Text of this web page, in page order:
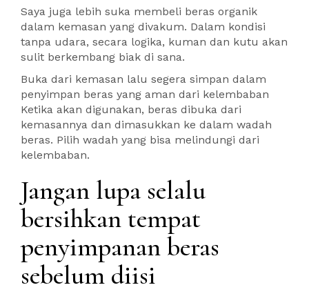
Saya juga lebih suka membeli beras organik
dalam kemasan yang divakum. Dalam kondisi
tanpa udara, secara logika, kuman dan kutu akan
sulit berkembang biak di sana.
Buka dari kemasan lalu segera simpan dalam
penyimpan beras yang aman dari kelembaban
Ketika akan digunakan, beras dibuka dari
kemasannya dan dimasukkan ke dalam wadah
beras. Pilih wadah yang bisa melindungi dari
kelembaban.
Jangan lupa selalu
bersihkan tempat
penyimpanan beras
sebelum diisi